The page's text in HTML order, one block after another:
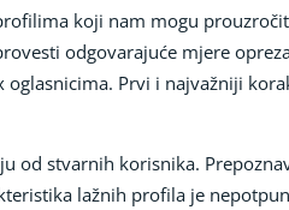
koji nam mogu
odgovarajuće mjere
Prvi i najvažniji
od stvarnih korisnika.
lažnih profila je